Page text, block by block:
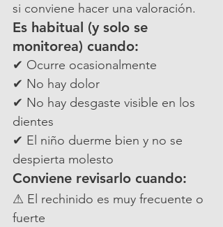
si conviene hacer una valoración.
Es habitual (y solo se
monitorea) cuando:
✔ Ocurre ocasionalmente
✔ No hay dolor
✔ No hay desgaste visible en los
dientes
✔ El niño duerme bien y no se
despierta molesto
Conviene revisarlo cuando:
⚠ El rechinido es muy frecuente o
fuerte